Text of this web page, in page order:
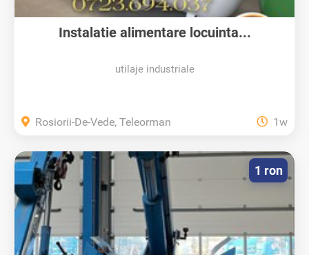
Instalatie alimentare locuinta...
utilaje industriale
Rosiorii-De-Vede, Teleorman 1w
1 ron